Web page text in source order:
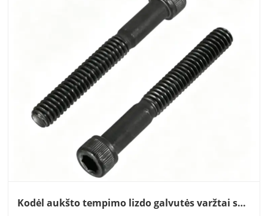
Kodėl aukšto tempimo lizdo galvutės varžtai su